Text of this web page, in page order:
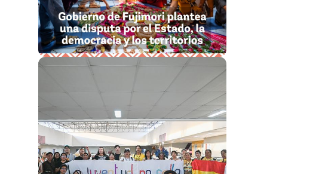
18 de diciembre de 2025
Juventudes Del Perú Alzan La Voz
Por La Justicia Climática En La
Cumbre De Los Pueblos
Leer más